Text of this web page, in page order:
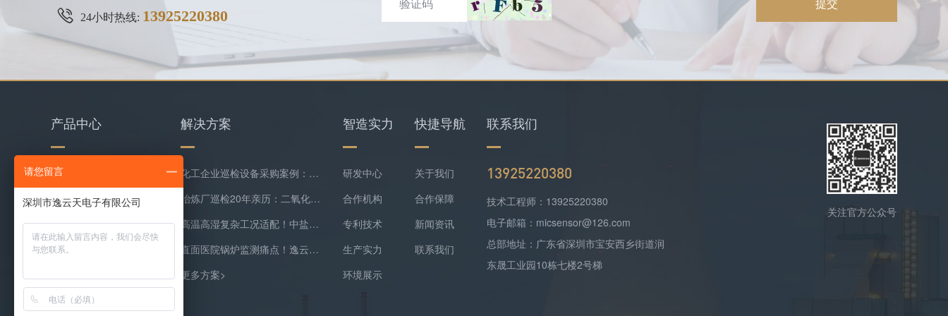
24小时热线: 13925220380
提交
产品中心
水质检测仪
环保类监测仪器
复合气体检测仪
气体在线监测预处理系统
解决方案
化工企业巡检设备采购案例：逸云天MS400系列苯乙烯检测仪+四合一检测仪配套落地
冶炼厂巡检20年亲历：二氧化硫隐形泄漏难察觉，便携式检测报警仪是防线
高温高湿复杂工况适配！中盐常州化工双氧水尾气精准监测方案落地
直面医院锅炉监测痛点！逸云天预处理+在线气体监测实现数据稳定上传
更多方案>
智造实力
研发中心
合作机构
专利技术
生产实力
环境展示
快捷导航
关于我们
合作保障
新闻资讯
联系我们
联系我们
13925220380
技术工程师：13925220380
电子邮箱：micsensor@126.com
总部地址：广东省深圳市宝安西乡街道润
东晟工业园10栋七楼2号梯
关注官方公众号
请您留言